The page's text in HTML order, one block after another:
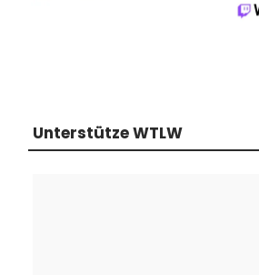
Unterstütze WTLW